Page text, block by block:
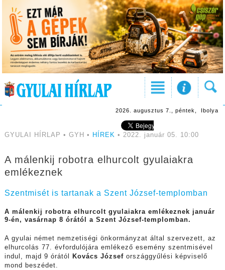
2026. augusztus 7., péntek, Ibolya
GYULAI HÍRLAP • GYH • HÍREK • 2022. január 05. 10:00
A málenkij robotra elhurcolt gyulaiakra
emlékeznek
Szentmisét is tartanak a Szent József-templomban
A málenkij robotra elhurcolt gyulaiakra emlékeznek január
9-én, vasárnap 8 órától a Szent József-templomban.
A gyulai német nemzetiségi önkormányzat által szervezett, az
elhurcolás 77. évfordulójára emlékező esemény szentmisével
indul, majd 9 órától
Kovács József országgyűlési képviselő
mond beszédet.